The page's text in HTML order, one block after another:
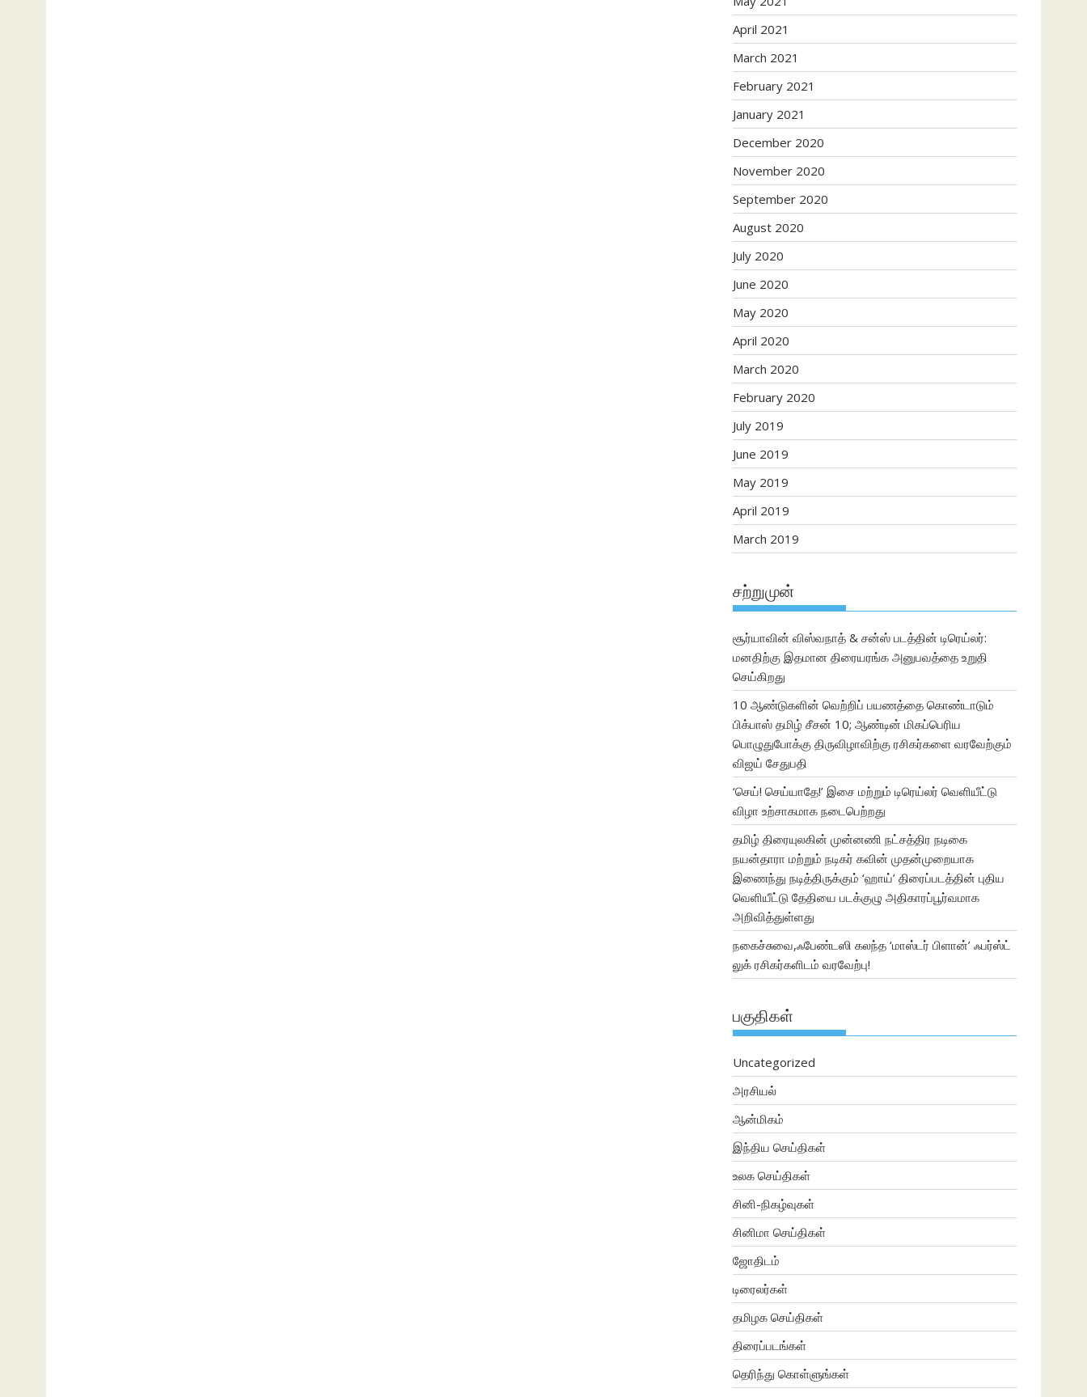
April 2021
March 2021
February 2021
January 2021
December 2020
November 2020
September 2020
August 2020
July 2020
June 2020
May 2020
April 2020
March 2020
February 2020
July 2019
June 2019
May 2019
April 2019
March 2019
சற்றுமுன்
சூர்யாவின் விஸ்வநாத் & சன்ஸ் படத்தின் டிரெய்லர்:
மனதிற்கு இதமான திரையரங்க அனுபவத்தை உறுதி
செய்கிறது
10 ஆண்டுகளின் வெற்றிப் பயணத்தை கொண்டாடும்
பிக்பாஸ் தமிழ் சீசன் 10; ஆண்டின் மிகப்பெரிய
பொழுதுபோக்கு திருவிழாவிற்கு ரசிகர்களை வரவேற்கும்
விஜய் சேதுபதி
‘செய்! செய்யாதே!’ இசை மற்றும் டிரெய்லர் வெளியீட்டு
விழா உற்சாகமாக நடைபெற்றது
தமிழ் திரையுலகின் முன்னணி நட்சத்திர நடிகை
நயன்தாரா மற்றும் நடிகர் கவின் முதன்முறையாக
இணைந்து நடித்திருக்கும் ‘ஹாய்’ திரைப்படத்தின் புதிய
வெளியீட்டு தேதியை படக்குழு அதிகாரப்பூர்வமாக
அறிவித்துள்ளது
நகைச்சுவை,ஃபேண்டஸி கலந்த ‘மாஸ்டர் பிளான்’ ஃபர்ஸ்ட்
லுக் ரசிகர்களிடம் வரவேற்பு!
பகுதிகள்
Uncategorized
அரசியல்
ஆன்மிகம்
இந்திய செய்திகள்
உலக செய்திகள்
சினி-நிகழ்வுகள்
சினிமா செய்திகள்
ஜோதிடம்
டிரைலர்கள்
தமிழக செய்திகள்
திரைப்படங்கள்
தெரிந்து கொள்ளுங்கள்